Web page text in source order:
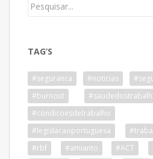
TAG’S
#seguranca #noticias
#burnout
#condicoesdetrabalho
#legislacaoportuguesa
#rbf
#amianto #ACT